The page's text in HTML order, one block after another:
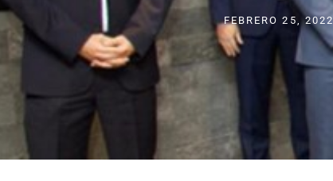
FEBRERO 25, 2022